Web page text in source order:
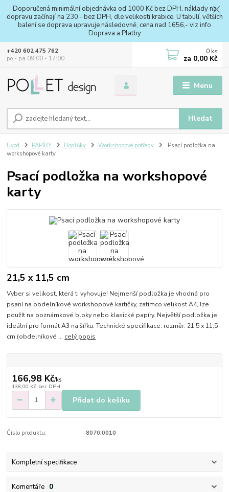
Doporučená minimální objednávka od 1000 Kč bez DPH, náklady na
dopravu začínají na 230,- bez DPH, dle velikosti krabice. U tabulí, větších
balení se doprava upravuje následovně, cena nad 1656,- viz info
Doprava a Platby
Menu
Hledat
+420 602 475 762
po - pa 09:00 - 17:00
0 ks
za 0,00 Kč
Úvod PAPÍRY Doplňky Workshopové potřeby
Psací podložka na
workshopové karty
Psací podložka na workshopové
karty
21,5 x 11,5 cm
Vyber si velikost, která ti vyhovuje! Nejmenší podložka je vhodná pro
psaní na obdelníkové workshopové kartičky, zatímco velikost A4, lze
použít na poznámkové bloky nebo klasické papíry. Největší podložka je
ideální pro formát A3 na šířku. Technické specifikace: rozměr: 21,5 x 11,5
cm (obdelníkové ... celý popis
166,98 Kč/ks
138,00 Kč bez DPH
Přidat do košíku
Číslo produktu: 8070.0010
Kompletní specifikace
Komentáře 0